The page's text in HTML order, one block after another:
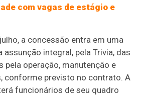
com vagas de estágio e
a concessão entra em uma
assunção integral, pela Trivia, das
pela operação, manutenção e
conforme previsto no contrato. A
funcionários de seu quadro